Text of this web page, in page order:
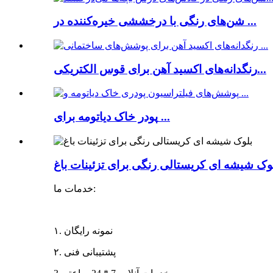
شن‌های رنگی با درخششی خیره‌کننده در ...
رنگدانه‌های اکسید آهن برای قوس الکتریکی...
پودر خاک دیاتومه برای ...
شیشه ای کریستالی رنگی برای تزئینات باغ
خدمات ما:
۱. نمونه رایگان
۲. پشتیبانی فنی